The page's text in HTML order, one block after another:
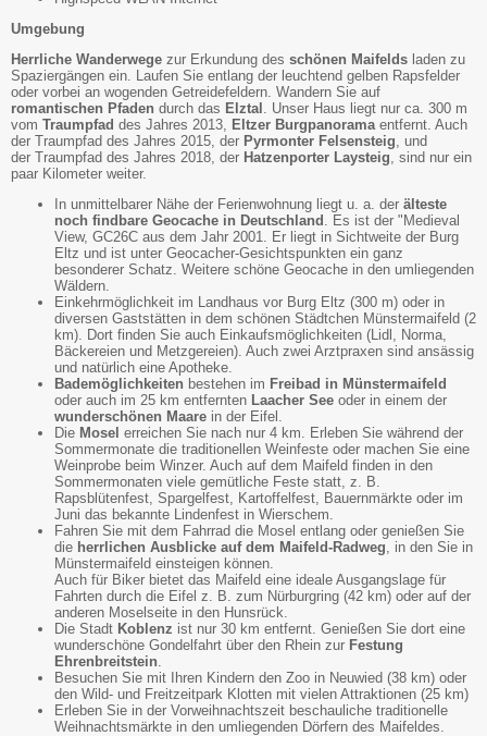
Umgebung
Herrliche Wanderwege zur Erkundung des schönen Maifelds laden zu
Spaziergängen ein. Laufen Sie entlang der leuchtend gelben Rapsfelder
oder vorbei an wogenden Getreidefeldern. Wandern Sie auf
romantischen Pfaden durch das Elztal
. Unser Haus liegt nur ca. 300 m
vom Traumpfad des Jahres 2013, Eltzer Burgpanorama entfernt. Auch
der Traumpfad des Jahres 2015, der Pyrmonter Felsensteig , und
der Traumpfad des Jahres 2018, der Hatzenporter Laysteig , sind nur ein
paar Kilometer weiter.
In unmittelbarer Nähe der Ferienwohnung liegt u. a. der älteste
noch findbare Geocache in Deutschland . Es ist der "Medieval
View, GC26C aus dem Jahr 2001. Er liegt in Sichtweite der Burg
Eltz und ist unter Geocacher-Gesichtspunkten ein ganz
besonderer Schatz. Weitere schöne Geocache in den umliegenden
Wäldern.
Einkehrmöglichkeit im Landhaus vor Burg Eltz (300 m) oder in
diversen Gaststätten in dem schönen Städtchen Münstermaifeld (2
km). Dort finden Sie auch Einkaufsmöglichkeiten (Lidl, Norma,
Bäckereien und Metzgereien). Auch zwei Arztpraxen sind ansässig
und natürlich eine Apotheke.
Bademöglichkeiten bestehen im Freibad in Münstermaifeld
oder auch im 25 km entfernten Laacher See oder in einem der
wunderschönen Maare in der Eifel.
Die Mosel erreichen Sie nach nur 4 km. Erleben Sie während der
Sommermonate die traditionellen Weinfeste oder machen Sie eine
Weinprobe beim Winzer. Auch auf dem Maifeld finden in den
Sommermonaten viele gemütliche Feste statt, z. B.
Rapsblütenfest, Spargelfest, Kartoffelfest, Bauernmärkte oder im
Juni das bekannte Lindenfest in Wierschem.
Fahren Sie mit dem Fahrrad die Mosel entlang oder genießen Sie
die herrlichen Ausblicke auf dem Maifeld-Radweg , in den Sie in
Münstermaifeld einsteigen können.
Auch für Biker bietet das Maifeld eine ideale Ausgangslage für
Fahrten durch die Eifel z. B. zum Nürburgring (42 km) oder auf der
anderen Moselseite in den Hunsrück.
Die Stadt Koblenz ist nur 30 km entfernt. Genießen Sie dort eine
wunderschöne Gondelfahrt über den Rhein zur Festung
Ehrenbreitstein
Besuchen Sie mit Ihren Kindern den Zoo in Neuwied (38 km) oder
den Wild- und Freitzeitpark Klotten mit vielen Attraktionen (25 km)
Erleben Sie in der Vorweihnachtszeit beschauliche traditionelle
Weihnachtsmärkte in den umliegenden Dörfern des Maifeldes.